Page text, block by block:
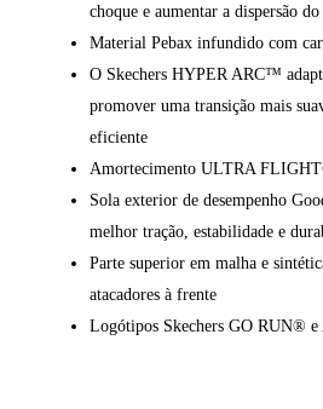
choque e aumentar a dispersão do
Material Pebax infundido com
O Skechers HYPER ARC™
promover uma transição mais
eficiente
Amortecimento ULTRA
Sola exterior de desempenho
melhor tração, estabilidade e
Parte superior em malha e
atacadores à frente
Logótipos Skechers GO RUN®